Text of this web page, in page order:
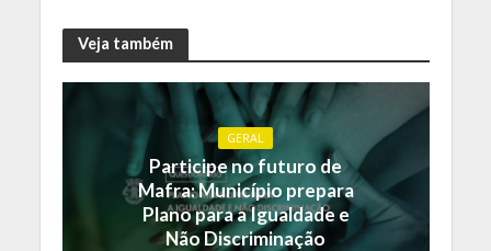
Veja também
GERAL
Participe no futuro de
Mafra: Município prepara
Plano para a Igualdade e
Não Discriminação